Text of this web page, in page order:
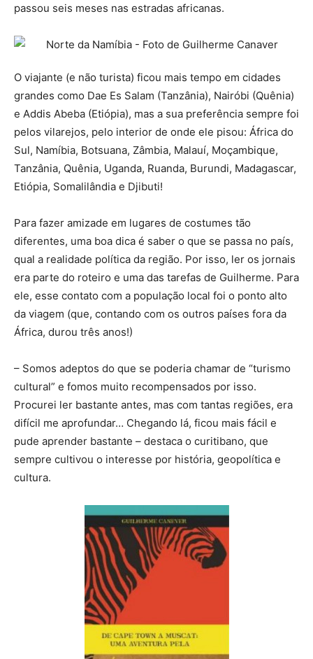
passou seis meses nas estradas africanas.
O viajante (e não turista) ficou mais tempo em cidades
grandes como Dae Es Salam (Tanzânia), Nairóbi (Quênia)
e Addis Abeba (Etiópia), mas a sua preferência sempre foi
pelos vilarejos, pelo interior de onde ele pisou: África do
Sul, Namíbia, Botsuana, Zâmbia, Malauí, Moçambique,
Tanzânia, Quênia, Uganda, Ruanda, Burundi, Madagascar,
Etiópia, Somalilândia e Djibuti!
Para fazer amizade em lugares de costumes tão
diferentes, uma boa dica é saber o que se passa no país,
qual a realidade política da região. Por isso, ler os jornais
era parte do roteiro e uma das tarefas de Guilherme. Para
ele, esse contato com a população local foi o ponto alto
da viagem (que, contando com os outros países fora da
África, durou três anos!)
– Somos adeptos do que se poderia chamar de “turismo
cultural” e fomos muito recompensados por isso.
Procurei ler bastante antes, mas com tantas regiões, era
difícil me aprofundar… Chegando lá, ficou mais fácil e
pude aprender bastante – destaca o curitibano, que
sempre cultivou o interesse por história, geopolítica e
cultura.